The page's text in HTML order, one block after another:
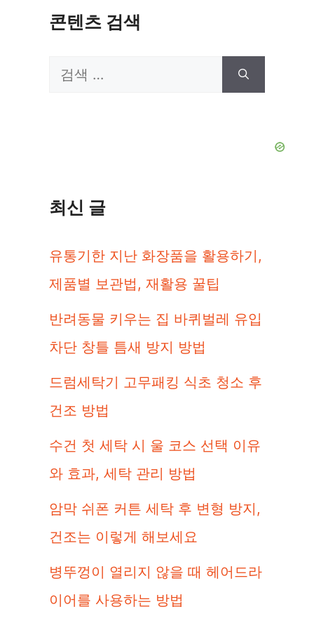
콘텐츠 검색
검
최신 글
유통기한 지난 화장품을 활용하기,
제품별 보관법, 재활용 꿀팁
반려동물 키우는 집 바퀴벌레 유입
차단 창틀 틈새 방지 방법
드럼세탁기 고무패킹 식초 청소 후
건조 방법
수건 첫 세탁 시 울 코스 선택 이유
와 효과, 세탁 관리 방법
암막 쉬폰 커튼 세탁 후 변형 방지,
건조는 이렇게 해보세요
병뚜껑이 열리지 않을 때 헤어드라
이어를 사용하는 방법